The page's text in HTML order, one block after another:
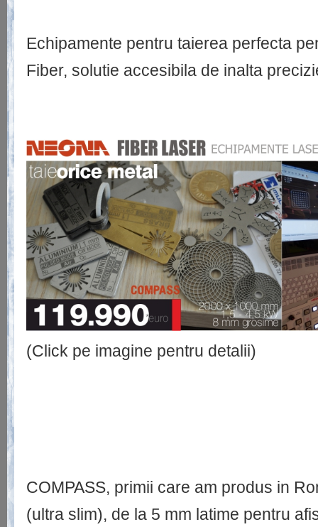
Echipamente pentru taierea perfecta
Fiber, solutie accesibila de inalta
(Click pe imagine pentru detalii)
COMPASS, primii care am produs in
(ultra slim), de la 5 mm latime pentru